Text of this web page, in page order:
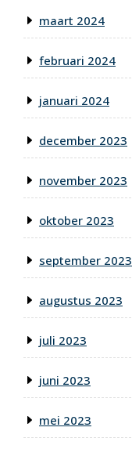
maart 2024
februari 2024
januari 2024
december 2023
november 2023
oktober 2023
september 2023
augustus 2023
juli 2023
juni 2023
mei 2023